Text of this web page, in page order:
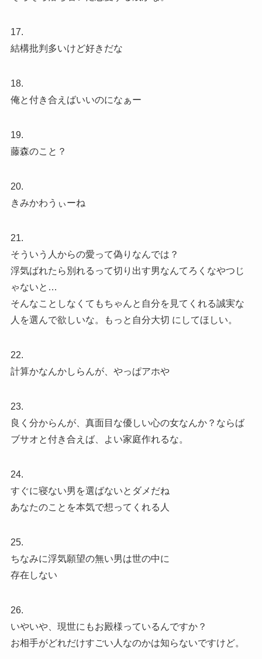
17.
結構批判多いけど好きだな
18.
俺と付き合えばいいのになぁー
19.
藤森のこと？
20.
きみかわうぃーね
21.
そういう人からの愛って偽りなんでは？
浮気ばれたら別れるって切り出す男なんてろくなやつじ
ゃないと…
そんなことしなくてもちゃんと自分を見てくれる誠実な
人を選んで欲しいな。もっと自分大切 にしてほしい。
22.
計算かなんかしらんが、やっぱアホや
23.
良く分からんが、真面目な優しい心の女なんか？ならば
ブサオと付き合えば、よい家庭作れるな。
24.
すぐに寝ない男を選ばないとダメだね
あなたのことを本気で想ってくれる人
25.
ちなみに浮気願望の無い男は世の中に
存在しない
26.
いやいや、現世にもお殿様っているんですか？
お相手がどれだけすごい人なのかは知らないですけど。